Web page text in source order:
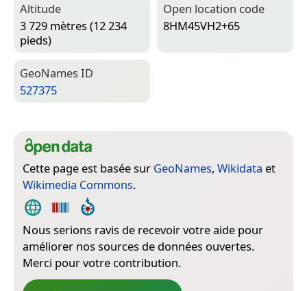
Altitude
3 729 mètres (12 234
pieds)
Open location code
8HM45VH2+65
Geo­Names ID
527375
Cette page est basée sur GeoNames, Wikidata et
Wikimedia Commons.
Nous serions ravis de recevoir votre aide pour
améliorer nos sources de données ouvertes.
Merci pour votre contribution.